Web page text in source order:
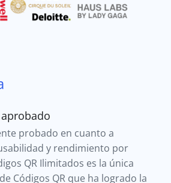
probado en cuanto a
y rendimiento por
QR Ilimitados es la única
Códigos QR que ha logrado la